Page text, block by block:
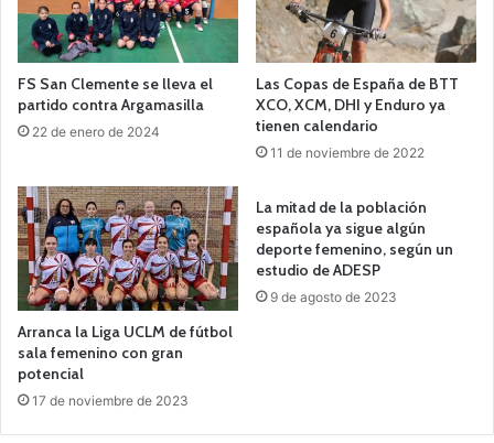
FS San Clemente se lleva el
partido contra Argamasilla
22 de enero de 2024
Las Copas de España de BTT
XCO, XCM, DHI y Enduro ya
tienen calendario
11 de noviembre de 2022
Arranca la Liga UCLM de fútbol
sala femenino con gran
potencial
17 de noviembre de 2023
La mitad de la población
española ya sigue algún
deporte femenino, según un
estudio de ADESP
9 de agosto de 2023